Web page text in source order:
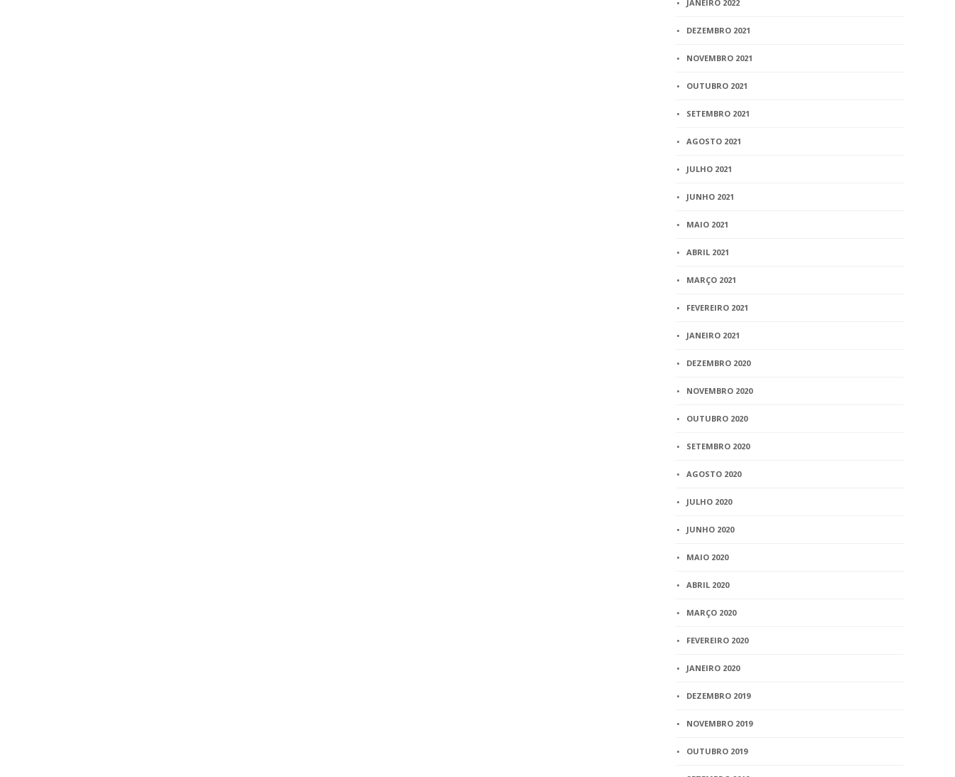
JANEIRO 2022
DEZEMBRO 2021
NOVEMBRO 2021
OUTUBRO 2021
SETEMBRO 2021
AGOSTO 2021
JULHO 2021
JUNHO 2021
MAIO 2021
ABRIL 2021
MARÇO 2021
FEVEREIRO 2021
JANEIRO 2021
DEZEMBRO 2020
NOVEMBRO 2020
OUTUBRO 2020
SETEMBRO 2020
AGOSTO 2020
JULHO 2020
JUNHO 2020
MAIO 2020
ABRIL 2020
MARÇO 2020
FEVEREIRO 2020
JANEIRO 2020
DEZEMBRO 2019
NOVEMBRO 2019
OUTUBRO 2019